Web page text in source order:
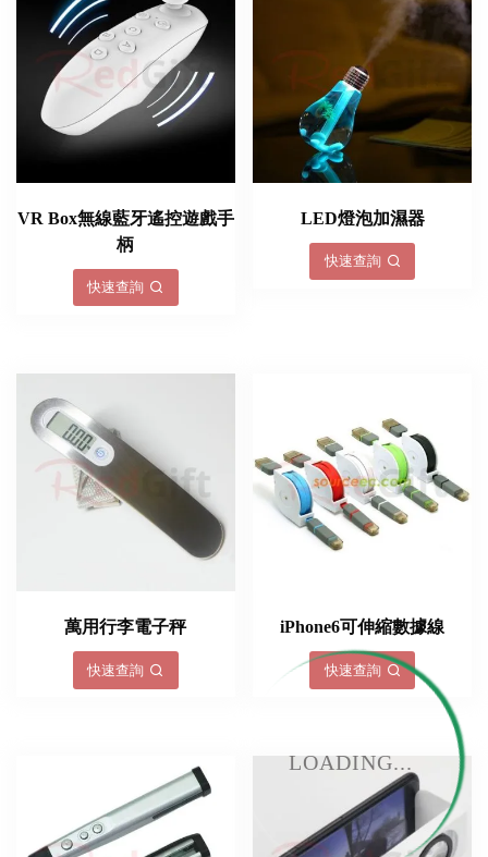
LOADING...
VR Box無線藍牙遙控遊戲手
柄
快速查詢
LED燈泡加濕器
快速查詢
萬用行李電子秤
快速查詢
iPhone6​​可伸縮數據線
快速查詢